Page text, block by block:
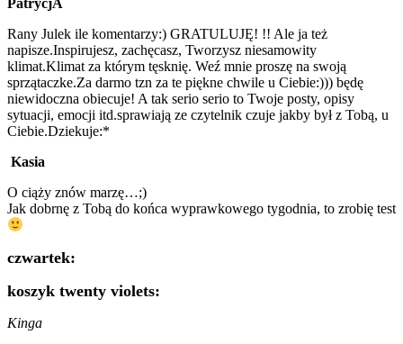
PatrycjA
Rany Julek ile komentarzy:) GRATULUJĘ! !! Ale ja też
napisze.Inspirujesz, zachęcasz, Tworzysz niesamowity
klimat.Klimat za którym tęsknię. Weź mnie proszę na swoją
sprzątaczke.Za darmo tzn za te piękne chwile u Ciebie:))) będę
niewidoczna obiecuje! A tak serio serio to Twoje posty, opisy
sytuacji, emocji itd.sprawiają ze czytelnik czuje jakby był z Tobą, u
Ciebie.Dziekuje:*
Kasia
O ciąży znów marzę…;)
Jak dobrnę z Tobą do końca wyprawkowego tygodnia, to zrobię test
czwartek:
koszyk twenty violets:
Kinga